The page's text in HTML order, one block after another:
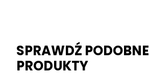
SPRAWDŹ PODOBNE
PRODUKTY